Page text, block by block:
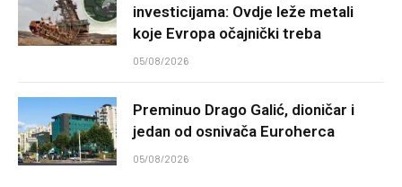
investicijama: Ovdje leže metali
koje Evropa očajnički treba
05/08/2026
Preminuo Drago Galić, dioničar i
jedan od osnivača Euroherca
05/08/2026